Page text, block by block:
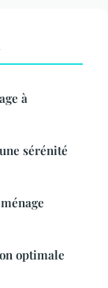
à
sérénité
optimale